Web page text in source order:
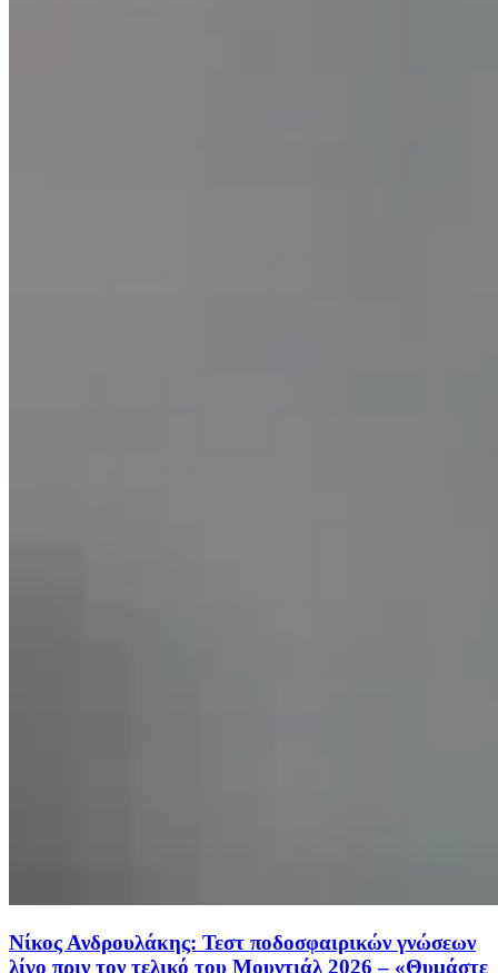
Νίκος Ανδρουλάκης: Τεστ ποδοσφαιρικών γνώσεων
λίγο πριν τον τελικό του Μουντιάλ 2026 – «Θυμάστε